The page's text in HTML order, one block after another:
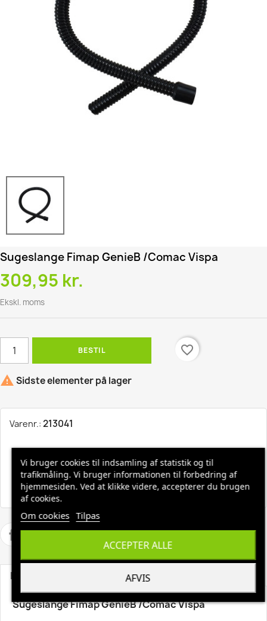
Sugeslange Fimap GenieB /Comac Vispa
309,95 kr.
Ekskl. moms
BESTIL favorite_border
 Sidste elementer på lager
Varenr.: 213041
Hurtig levering, 1-3 hverdage
Fri fragt ved køb over 1500,-
Beskrivelse Produktoplysninger
Sugeslange Fimap GenieB /Comac Vispa
Vi bruger cookies til indsamling af statistik og til
trafikmåling. Vi bruger informationen til forbedring af
hjemmesiden. Ved at klikke videre, accepterer du brugen
af cookies.
Om cookies Tilpas
AFVIS
ACCEPTER ALLE